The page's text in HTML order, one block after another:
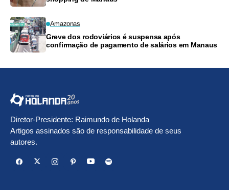
Amazonas
Greve dos rodoviários é suspensa após
confirmação de pagamento de salários em Manaus
Diretor-Presidente: Raimundo de Holanda
Artigos assinados são de responsabilidade de seus
autores.